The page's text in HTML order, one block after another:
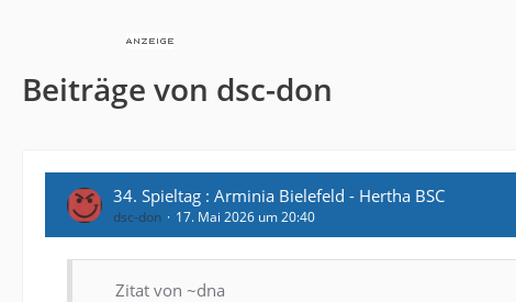
Beiträge von dsc-don
34. Spieltag : Arminia Bielefeld - Hertha BSC
dsc-don 17. Mai 2026 um 20:40
Zitat von ~dna